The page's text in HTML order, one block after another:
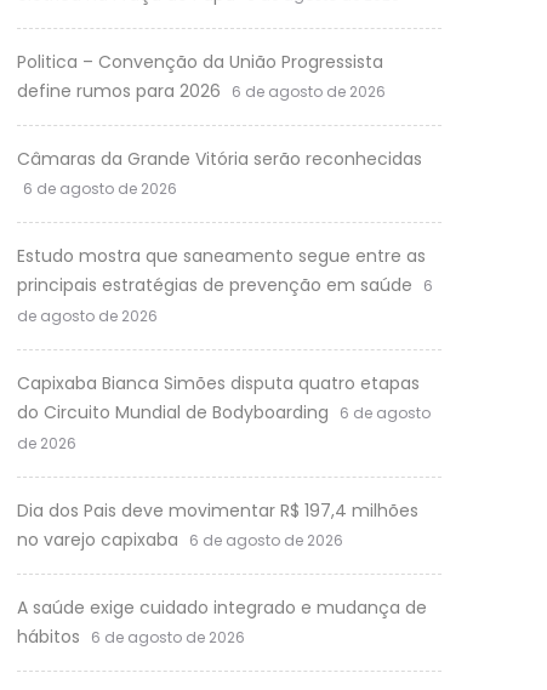
Politica – Convenção da União Progressista
define rumos para 2026
6 de agosto de 2026
Câmaras da Grande Vitória serão reconhecidas
6 de agosto de 2026
Estudo mostra que saneamento segue entre as
principais estratégias de prevenção em saúde
6
de agosto de 2026
Capixaba Bianca Simões disputa quatro etapas
do Circuito Mundial de Bodyboarding
6 de agosto
de 2026
Dia dos Pais deve movimentar R$ 197,4 milhões
no varejo capixaba
6 de agosto de 2026
A saúde exige cuidado integrado e mudança de
hábitos
6 de agosto de 2026